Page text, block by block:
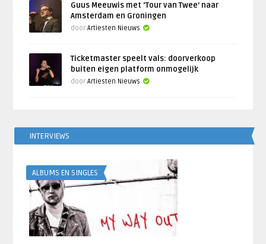
Guus Meeuwis met ‘Tour van Twee’ naar
Amsterdam en Groningen
doorArtiesten Nieuws
Ticketmaster speelt vals: doorverkoop
buiten eigen platform onmogelijk
doorArtiesten Nieuws
INTERVIEWS
ALBUMS EN SINGLES